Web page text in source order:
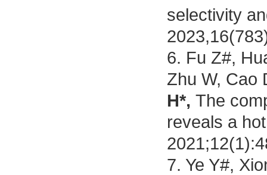
selectivity
6. Fu Z#,
Zhu W, Cao
H*, The
reveals a
7. Ye Y#,